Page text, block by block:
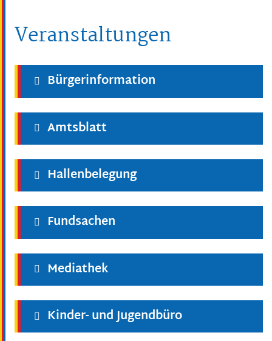
Veranstaltungen
Bürgerinformation
Amtsblatt
Hallenbelegung
Fundsachen
Mediathek
Kinder- und Jugendbüro